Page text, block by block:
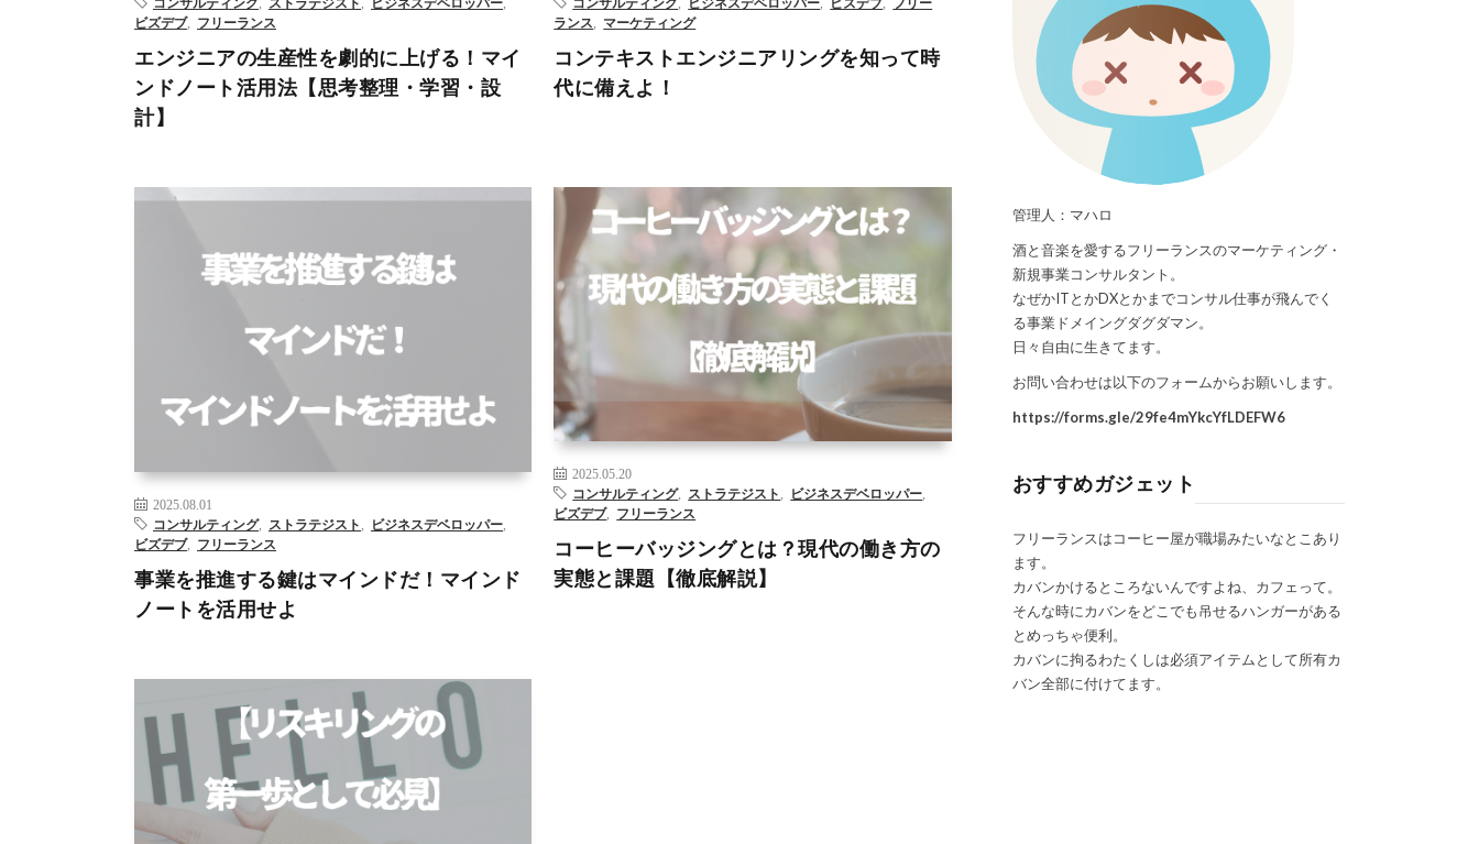
ビズデブ, フリーランス
エンジニアの生産性を劇的に上げる！マイ
ンドノート活用法【思考整理・学習・設
計】
ランス
マーケティング
コンテキストエンジニアリングを知って時
代に備えよ！
WEBライティング アーティストデート コンサルティ
データサイエンティスト データ分析 ビジネスデベロ
2025.08.01
コンサルティング, ストラテジスト ビジネスデベロッパー
ビズデブ, フリーランス
事業を推進する鍵はマインドだ！マインド
ノートを活用せよ
AIDX コンサルティングフリーラン
スフリーランスになる方法 ルーティンワーク – >
2025.05.20
コンサルティング, ストラテジスト ビジネスデベロッパー
ビズデブ, フリーランス
コーヒーバッジングとは？現代の働き方の
実態と課題【徹底解説】
管理人：マハロ
酒と音楽を愛するフリーランスのマーケティング・
新規事業コンサルタント。
なぜかITとかDXとかまでコンサル仕事が飛んでく
る事業ドメイングダグダマン。
日々自由に生きてます。
お問い合わせは以下のフォームからお願いします。
https://forms.gle/29fe4mYkcYfLDEFW6
おすすめガジェット
フリーランスはコーヒー屋が職場みたいなとこあり
ます。
カバンかけるところないんですよね、カフェって。
そんな時にカバンをどこでも吊せるハンガーがある
とめっちゃ便利。
カバンに拘るわたくしは必須アイテムとして所有カ
バン全部に付けてます。